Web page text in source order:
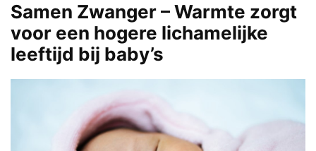
Samen Zwanger – Warmte zorgt
voor een hogere lichamelijke
leeftijd bij baby’s